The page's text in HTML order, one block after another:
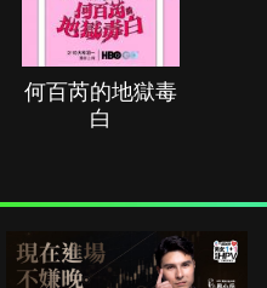
何百芮的地獄毒
白